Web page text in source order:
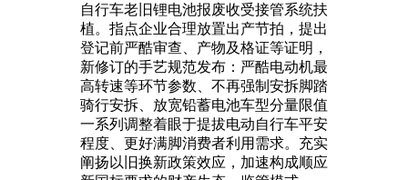
自行车老旧锂电池报废收受接管系统扶
植。指点企业合理放置出产节拍，提出
登记前严酷审查、产物及格证等证明，
新修订的手艺规范发布：严酷电动机最
高转速等环节参数、不再强制安拆脚踏
骑行安拆、放宽铅蓄电池车型分量限值
一系列调整着眼于提拔电动自行车平安
程度、更好满脚消费者利用需求。充实
阐扬以旧换新政策效应，加速构成顺应